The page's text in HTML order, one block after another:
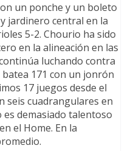
un ponche y un boleto
jardinero central en la
5-2. Chourio ha sido
en la alineación en las
luchando contra
171 con un jonrón
17 juegos desde el
seis cuadrangulares en
demasiado talentoso
el Home. En la